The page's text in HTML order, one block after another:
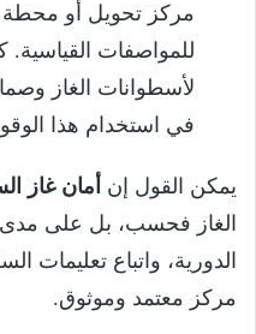
مركز تحويل أو محطة
للمواصفات القياسية.
لأسطوانات الغاز
في استخدام هذا
يمكن القول إن أمان غاز
الغاز فحسب، بل على مدى
الدورية، واتباع تعليمات
مركز معتمد وموثوق.